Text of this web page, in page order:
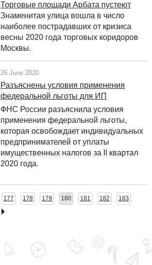
Торговые площади Арбата пустеют
Знаменитая улица вошла в число
наиболее пострадавших от кризиса
весны 2020 года торговых коридоров
Москвы.
26 June 2020
Разъяснены условия применения
федеральной льготы для ИП
ФНС России разъяснила условия
применения федеральной льготы,
которая освобождает индивидуальных
предпринимателей от уплаты
имущественных налогов за II квартал
2020 года.
177 178 179 180 181 182
183